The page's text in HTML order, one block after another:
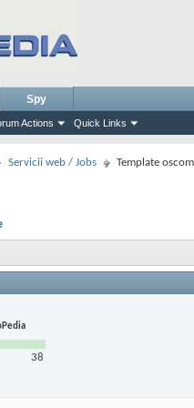
Actions Quick Links
Spy
Servicii web / Jobs Template
38